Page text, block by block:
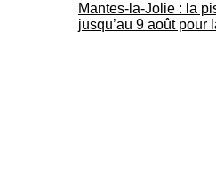
Mantes-la-Jolie : la
jusqu’au 9 août pour